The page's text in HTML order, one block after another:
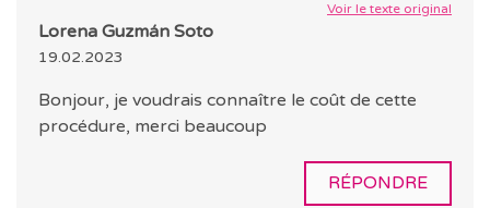
Voir le texte original
Lorena Guzmán Soto
19.02.2023
Bonjour, je voudrais connaître le coût de cette
procédure, merci beaucoup
RÉPONDRE